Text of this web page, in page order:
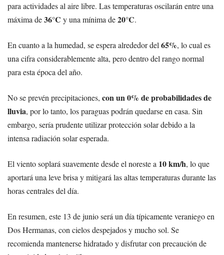
para actividades al aire libre. Las temperaturas oscilarán entre una
máxima de36°C y una mínima de20°C.
En cuanto a la humedad, se espera alrededor del65%, lo cual es
una cifra considerablemente alta, pero dentro del rango normal
para esta época del año.
No se prevén precipitaciones, con un 0% de probabilidades de
lluvia, por lo tanto, los paraguas podrán quedarse en casa. Sin
embargo, sería prudente utilizar protección solar debido a la
intensa radiación solar esperada.
El viento soplará suavemente desde el noreste a 10 km/h, lo que
aportará una leve brisa y mitigará las altas temperaturas durante las
horas centrales del día.
En resumen, este 13 de junio será un día típicamente veraniego en
Dos Hermanas, con cielos despejados y mucho sol. Se
recomienda mantenerse hidratado y disfrutar con precaución de